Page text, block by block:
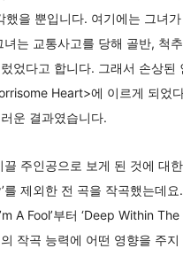
을 뿐입니다. 여기에는 그녀
는 교통사고를 당해 골반, 척
었다고 합니다. 그래서 손상
Heart>에 이르게 되었
운 결과였습니다.
주인공으로 보게 된 것에 대
제외한 전 곡을 작곡했는데
A Fool’부터 ‘Deep Within
작곡 능력에 어떤 영향을 주